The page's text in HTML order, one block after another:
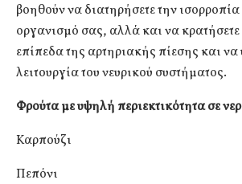
βοηθούν να διατηρήσετε την
οργανισμό σας, αλλά και να
επίπεδα της αρτηριακής πίεσης και να
λειτουργία του νευρικού συστήματος.
Φρούτα με υψηλή περιεκτικότητα σε
Καρπούζι
Πεπόνι